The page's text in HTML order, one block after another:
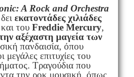
A Rock and Orchestra
εκατοντάδες χιλιάδες
και του Freddie Mercury,
αξέχαστη μαγεία των
πανδαισία, όπου
μεγάλες επιτυχίες του
Τραγούδια που
την ροκ μουσική, όπως